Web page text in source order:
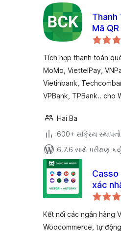
Thanh
Mã
Động
và 40
Việt
Tích hợp thanh toán
MoMo, ViettelPay,
Vietinbank,
VPBank, TPBank.. cho
Hai Ba
600+ સક્રિય સ્થાપનો
6.7.6 સાથે પરીક્ષણ
Casso
xác
Kết nối các ngân hàng
Woocommerce, tự